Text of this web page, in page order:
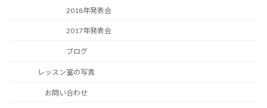
2018年発表会
2017年発表会
ブログ
レッスン室の写真
お問い合わせ